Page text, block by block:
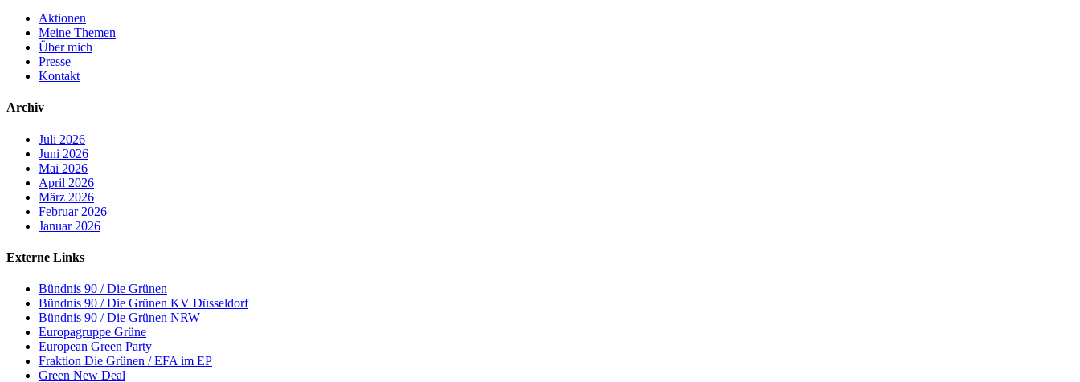
Aktionen
Meine Themen
Über mich
Presse
Kontakt
Archiv
Juli 2026
Juni 2026
Mai 2026
April 2026
März 2026
Februar 2026
Januar 2026
Externe Links
Bündnis 90 / Die Grünen
Bündnis 90 / Die Grünen KV Düsseldorf
Bündnis 90 / Die Grünen NRW
Europagruppe Grüne
European Green Party
Fraktion Die Grünen / EFA im EP
Green New Deal